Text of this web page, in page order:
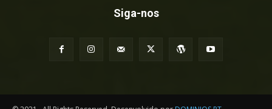
Siga-nos